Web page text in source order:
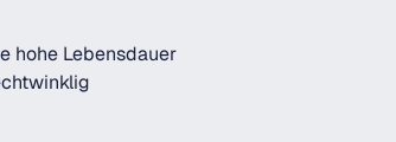
hohe Lebensdauer